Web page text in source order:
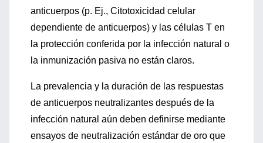
anticuerpos (p. Ej., Citotoxicidad celular
dependiente de anticuerpos) y las células T en
la protección conferida por la infección natural o
la inmunización pasiva no están claros.
La prevalencia y la duración de las respuestas
de anticuerpos neutralizantes después de la
infección natural aún deben definirse mediante
ensayos de neutralización estándar de oro que